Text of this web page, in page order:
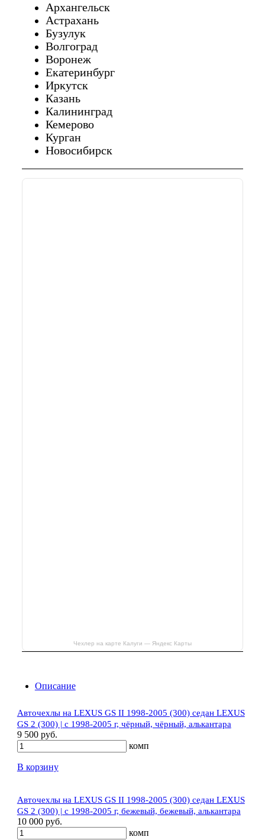
Архангельск
Астрахань
Бузулук
Волгоград
Воронеж
Екатеринбург
Иркутск
Казань
Калининград
Кемерово
Курган
Новосибирск
Чехлер на карте Калуги — Яндекс Карты
Описание
Авточехлы на LEXUS GS II 1998-2005 (300) седан LEXUS
GS 2 (300) | с 1998-2005 г, чёрный, чёрный, алькантара
9 500 руб.
комп
В корзину
Авточехлы на LEXUS GS II 1998-2005 (300) седан LEXUS
GS 2 (300) | с 1998-2005 г, бежевый, бежевый, алькантара
10 000 руб.
комп